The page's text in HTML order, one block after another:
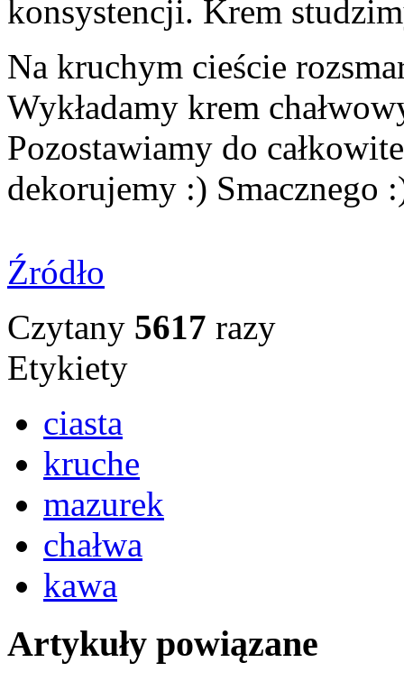
konsystencji. Krem
Na kruchym cieście
Wykładamy krem
Pozostawiamy do
dekorujemy :) Smacznego
Źródło
Czytany 5617 razy
Etykiety
ciasta
kruche
mazurek
chałwa
kawa
Artykuły powiązane